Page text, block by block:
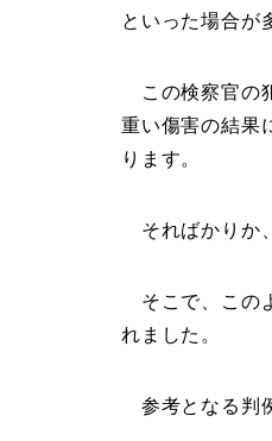
といった場合が
この検察官の
重い傷害の結果
ります。
そればかりか
そこで、この
れました。
参考となる判